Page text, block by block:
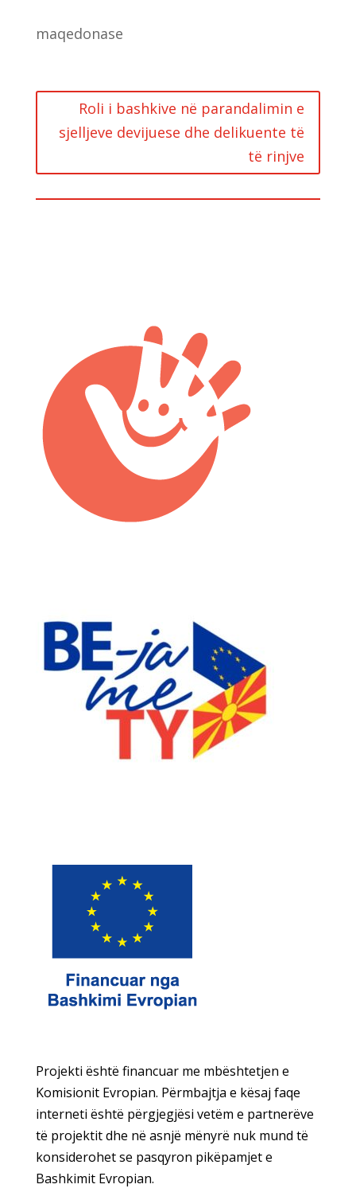
maqedonase
Roli i bashkive në parandalimin e
sjelljeve devijuese dhe delikuente të
të rinjve
Projekti është financuar me mbështetjen e
Komisionit Evropian. Përmbajtja e kësaj faqe
interneti është përgjegjësi vetëm e partnerëve
të projektit dhe në asnjë mënyrë nuk mund të
konsiderohet se pasqyron pikëpamjet e
Bashkimit Evropian.